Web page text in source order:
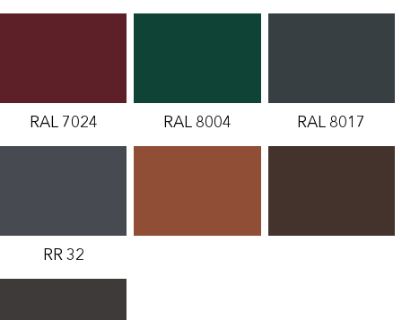
RAL 7024 RAL 8004 RAL 8017
RR 32